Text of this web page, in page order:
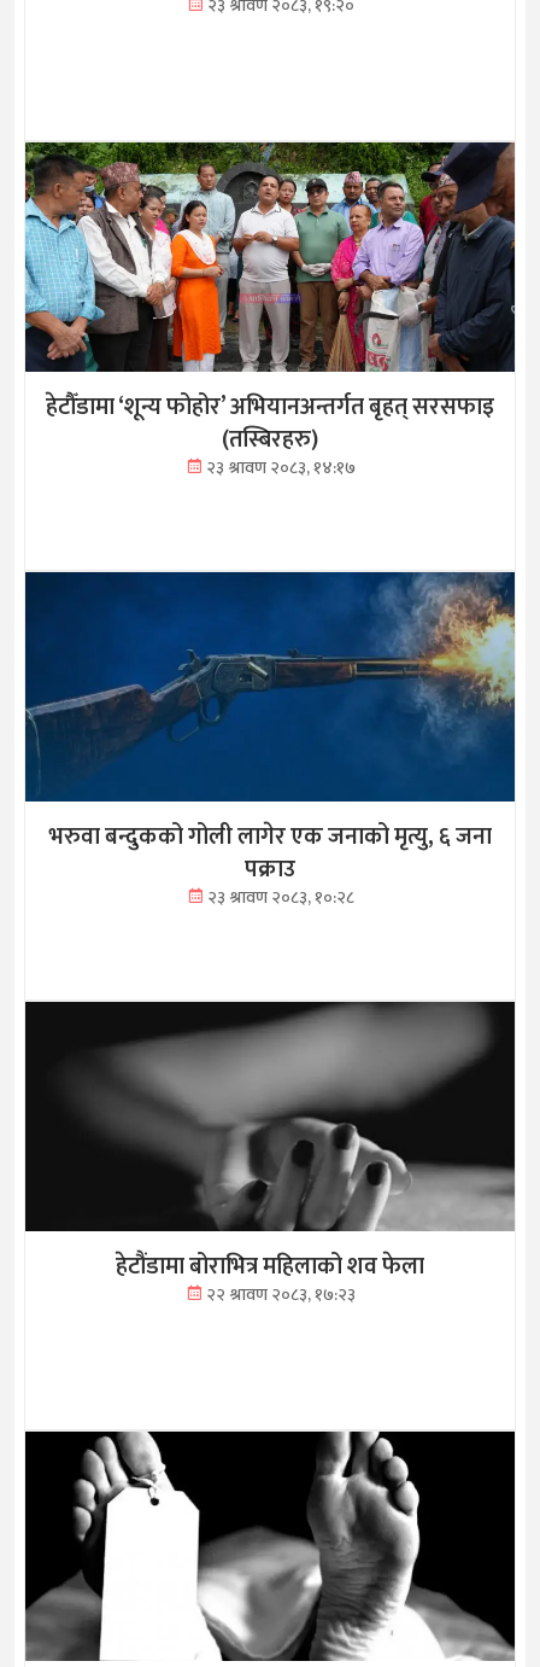
हेटौँडामा ‘शून्य फोहोर’ अभियानअन्तर्गत बृहत् सरसफाइ
(तस्बिरहरु)
२३ श्रावण २०८३, १४:१७
भरुवा बन्दुकको गोली लागेर एक जनाको मृत्यु, ६ जना
पक्राउ
२३ श्रावण २०८३, १०:२८
हेटौंडामा बोराभित्र महिलाको शव फेला
२२ श्रावण २०८३, १७:२३